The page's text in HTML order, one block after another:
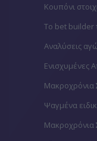
Κουπόνι
To bet builder
Αναλύσεις
Ενισχυμένες
Μακροχρόνια
Ψαγμένα
Μακροχρόνια